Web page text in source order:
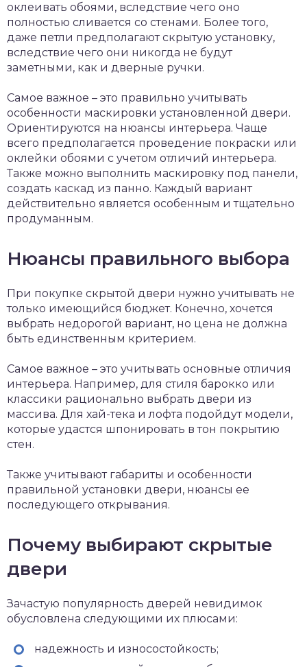
оклеивать обоями, вследствие чего оно
полностью сливается со стенами. Более того,
даже петли предполагают скрытую установку,
вследствие чего они никогда не будут
заметными, как и дверные ручки.
Самое важное – это правильно учитывать
особенности маскировки установленной двери.
Ориентируются на нюансы интерьера. Чаще
всего предполагается проведение покраски или
оклейки обоями с учетом отличий интерьера.
Также можно выполнить маскировку под панели,
создать каскад из панно. Каждый вариант
действительно является особенным и тщательно
продуманным.
Нюансы правильного выбора
При покупке скрытой двери нужно учитывать не
только имеющийся бюджет. Конечно, хочется
выбрать недорогой вариант, но цена не должна
быть единственным критерием.
Самое важное – это учитывать основные отличия
интерьера. Например, для стиля барокко или
классики рационально выбрать двери из
массива. Для хай-тека и лофта подойдут модели,
которые удастся шпонировать в тон покрытию
стен.
Также учитывают габариты и особенности
правильной установки двери, нюансы ее
последующего открывания.
Почему выбирают скрытые
двери
Зачастую популярность дверей невидимок
обусловлена следующими их плюсами:
надежность и износостойкость;